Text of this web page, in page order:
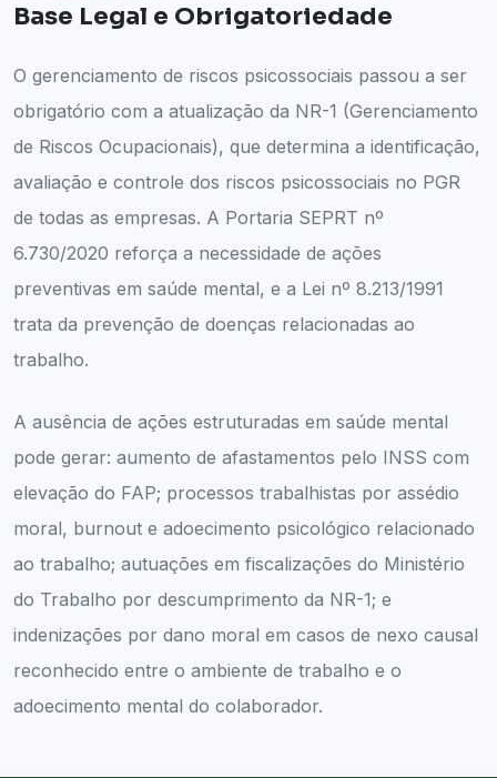
Base Legal e Obrigatoriedade
O gerenciamento de riscos psicossociais passou a ser
obrigatório com a atualização da NR-1 (Gerenciamento
de Riscos Ocupacionais), que determina a identificação,
avaliação e controle dos riscos psicossociais no PGR
de todas as empresas. A Portaria SEPRT nº
6.730/2020 reforça a necessidade de ações
preventivas em saúde mental, e a Lei nº 8.213/1991
trata da prevenção de doenças relacionadas ao
trabalho.
A ausência de ações estruturadas em saúde mental
pode gerar: aumento de afastamentos pelo INSS com
elevação do FAP; processos trabalhistas por assédio
moral, burnout e adoecimento psicológico relacionado
ao trabalho; autuações em fiscalizações do Ministério
do Trabalho por descumprimento da NR-1; e
indenizações por dano moral em casos de nexo causal
reconhecido entre o ambiente de trabalho e o
adoecimento mental do colaborador.